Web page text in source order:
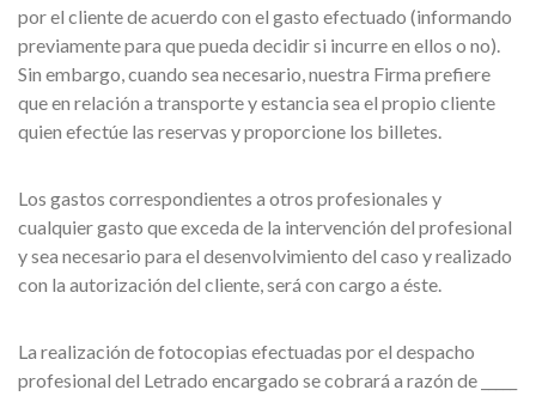
por el cliente de acuerdo con el gasto efectuado (informando
previamente para que pueda decidir si incurre en ellos o no).
Sin embargo, cuando sea necesario, nuestra Firma prefiere
que en relación a transporte y estancia sea el propio cliente
quien efectúe las reservas y proporcione los billetes.
Los gastos correspondientes a otros profesionales y
cualquier gasto que exceda de la intervención del profesional
y sea necesario para el desenvolvimiento del caso y realizado
con la autorización del cliente, será con cargo a éste.
La realización de fotocopias efectuadas por el despacho
profesional del Letrado encargado se cobrará a razón de _____